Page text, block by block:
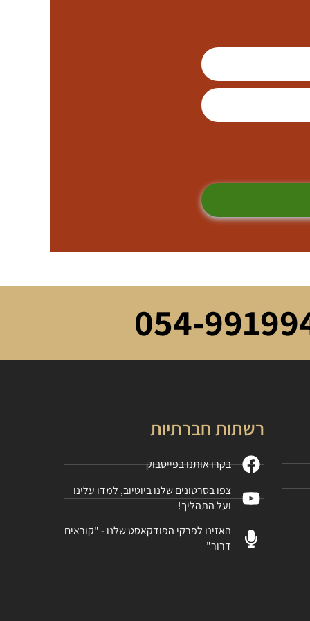
054-
רשתות חברתיות
בקרו אותנו בפייסבוק
צפו בסרטונים שלנו ביוטיוב, למדו עלינו
ועל התהליך!
האזינו לפרקי הפודקאסט שלנו - "קוראים
דרור"